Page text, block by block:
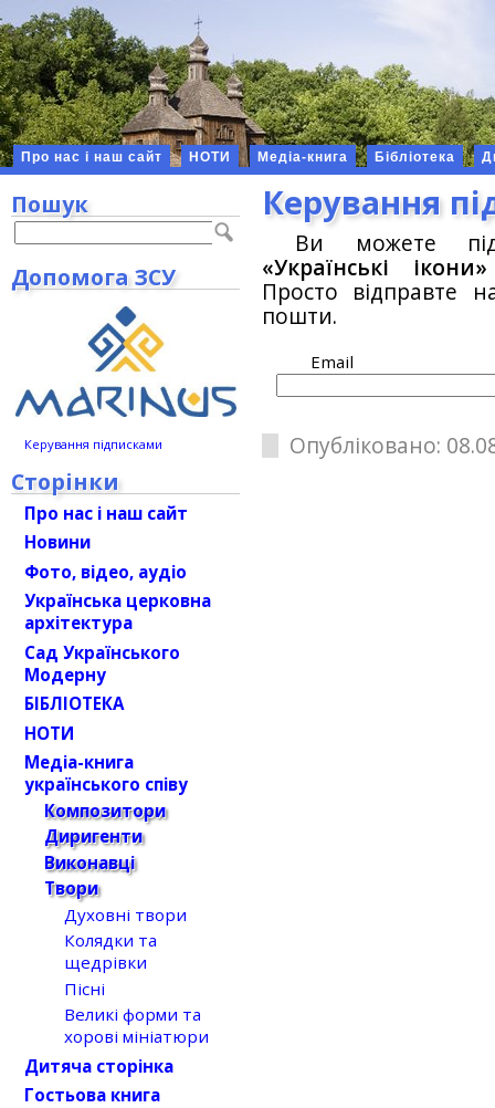
Про нас і наш сайт НОТИ Медіа-книга Бібліотека
Керування
Ви можете
«Українські ікони»
Просто відправте
пошти.
Email
Опубліковано:
Пошук
Допомога ЗСУ
Керування підписками
Сторінки
Про нас і наш сайт
Новини
Фото, відео, аудіо
Українська церковна
архітектура
Сад Українського
Модерну
БІБЛІОТЕКА
НОТИ
Медіа-книга
українського співу
Композитори
Диригенти
Виконавці
Твори
Духовні твори
Колядки та
щедрівки
Пісні
Великі форми та
хорові мініатюри
Дитяча сторінка
Гостьова книга